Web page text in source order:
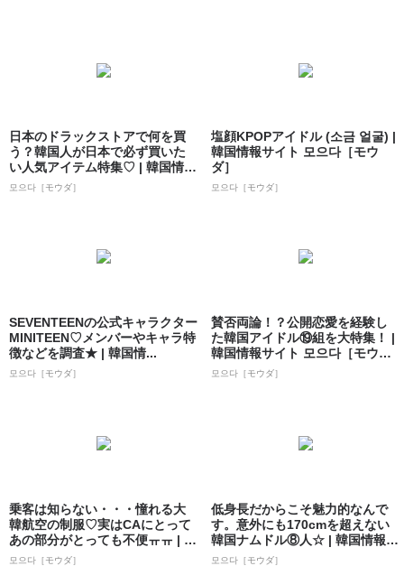
日本のドラックストアで何を買
う？韓国人が日本で必ず買いた
い人気アイテム特集♡ | 韓国情報
サイト ...
모으다［モウダ］
塩顔KPOPアイドル (소금 얼굴) |
韓国情報サイト 모으다［モウ
ダ］
모으다［モウダ］
SEVENTEENの公式キャラクター
MINITEEN♡メンバーやキャラ特
徴などを調査★ | 韓国情...
모으다［モウダ］
賛否両論！？公開恋愛を経験し
た韓国アイドル⑲組を大特集！ |
韓国情報サイト 모으다［モウ
ダ］
모으다［モウダ］
乗客は知らない・・・憧れる大
韓航空の制服♡実はCAにとって
あの部分がとっても不便ㅠㅠ | 韓
国情報...
모으다［モウダ］
低身長だからこそ魅力的なんで
す。意外にも170cmを超えない
韓国ナムドル⑧人☆ | 韓国情報サ
イト...
모으다［モウダ］